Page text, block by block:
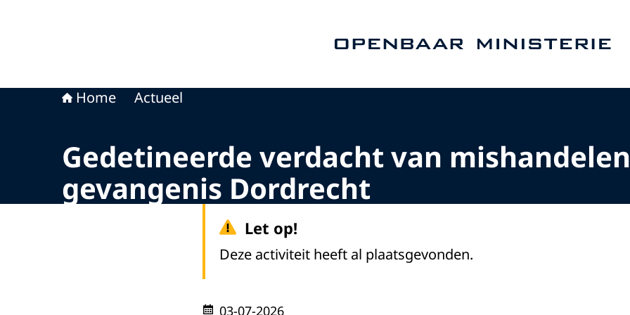
Home Actueel
Gedetineerde verdacht van
gevangenis Dordrecht
Let op!
Deze activiteit heeft al plaatsgevonden.
03-07-2026